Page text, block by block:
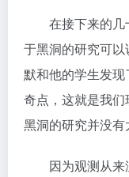
在接下来的几
于黑洞的研究可
默和他的学生发
奇点，这就是我
黑洞的研究并没有
因为观测从来